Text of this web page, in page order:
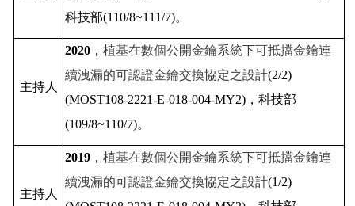
科技部(110/8~111/7)。
主持人
2020 ， 植基在數個公開金鑰系統下可抵擋金鑰連
續洩漏的可認證金鑰交換協定之設計(2/2)
(MOST108-2221-E-018-004-MY2) ， 科技部
(109/8~110/7)。
主持人
2019 ， 植基在數個公開金鑰系統下可抵擋金鑰連
續洩漏的可認證金鑰交換協定之設計(1/2)